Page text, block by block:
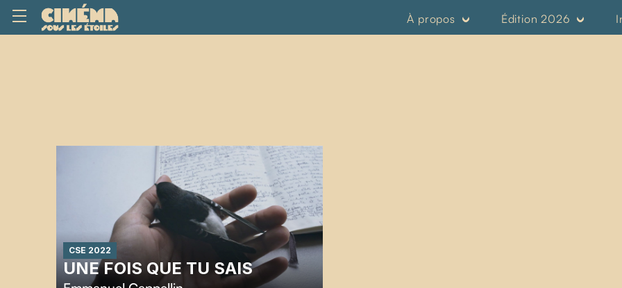
À propos Édition 2026
CSE 2022
UNE FOIS QUE TU SAIS